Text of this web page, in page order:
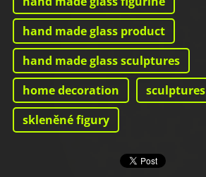
hand made glass product
hand made glass sculptures
home decoration
sculptures
skleněné figury